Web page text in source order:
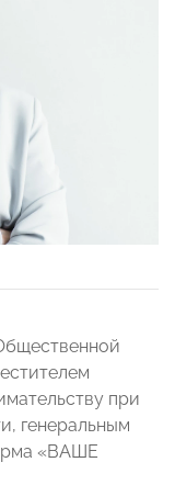
при
генеральным
«ВАШЕ